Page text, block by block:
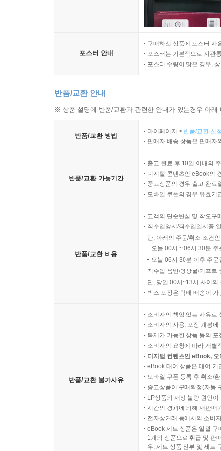
포스터 안내
구매하신 상품에 포스터 사
포스터는 기본적으로 지관
포스터 수량이 많은 경우,
반품/교환 안내
※ 상품 설명에 반품/교환과 관련한 안내가 있는경우 아
반품/교환 방법
마이페이지 > 반품/교환 신
판매자 배송 상품은 판매자
반품/교환 가능기간
출고 완료 후 10일 이내의
디지털 콘텐츠인 eBook의
중고상품의 경우 출고 완료
모바일 쿠폰의 경우 유효기
반품/교환 비용
고객의 단순변심 및 착오구
직수입양서/직수입일서중
단, 아래의 주문/취소 조건
오늘 00시 ~ 06시 30분
오늘 06시 30분 이후 주
직수입 음반/영상물/기프트
단, 당일 00시~13시 사이의
박스 포장은 택배 배송이
반품/교환 불가사유
소비자의 책임 있는 사유로
소비자의 사용, 포장 개봉
복제가 가능한 상품 등의
소비자의 요청에 따라 개별
디지털 컨텐츠인 eBook,
eBook 대여 상품은 대여 기
모바일 쿠폰 등록 후 취소/
중고상품이 구매확정(자동
LP상품의 재생 불량 원인
시간의 경과에 의해 재판매
전자상거래 등에서의 소비
eBook 세트 상품은 일괄 구
1개의 상품으로 취급 및 판
우, 세트 상품 전부 및 세트